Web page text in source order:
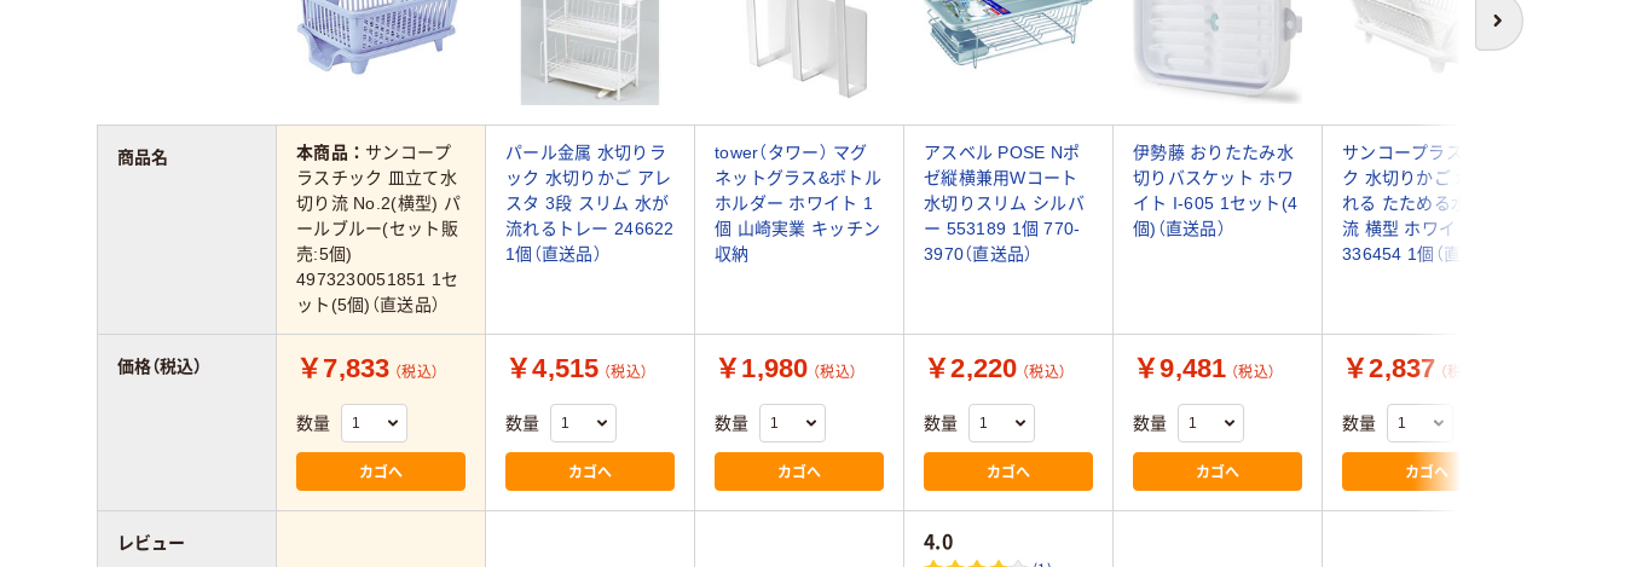
次へ
本商品： サンコープ
ラスチック 皿立て水
切り流 No.2(横型) パ
ールブルー(セット販
売:5個)
4973230051851 1セ
ット(5個)（直送品）
パール金属 水切りラ
ック 水切りかご アレ
スタ 3段 スリム 水が
流れるトレー 246622
1個（直送品）
tower（タワー） マグ
ネットグラス&ボトル
ホルダー ホワイト 1
個 山崎実業 キッチン
収納
アスベル POSE Nポ
ゼ縦横兼用Wコート
水切りスリム シルバ
ー 553189 1個 770-
3970（直送品）
伊勢藤 おりたたみ水
切りバスケット ホワ
イト I-605 1セット(4
個)（直送品）
サンコープラスチッ
ク 水切りかご 水が流
れる たためる水切り
流 横型 ホワイト
336454 1個（直送品）
￥7,833 （税込）
数量
カゴへ
￥4,515 （税込）
数量
カゴへ
￥1,980 （税込）
数量
カゴへ
￥2,220 （税込）
数量
カゴへ
￥9,481 （税込）
数量
カゴへ
￥2,837 （税込）
数量
カゴへ
4.0
商品名
価格（税込）
レビュー